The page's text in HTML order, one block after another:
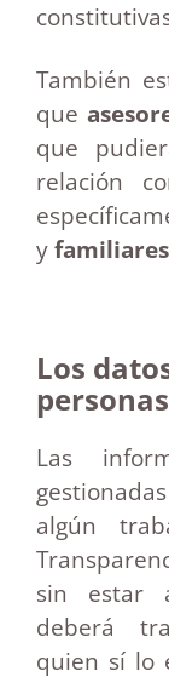
También
que
que
relación
y familiares
Los
Las
algún
sin estar
deberá
quien sí lo